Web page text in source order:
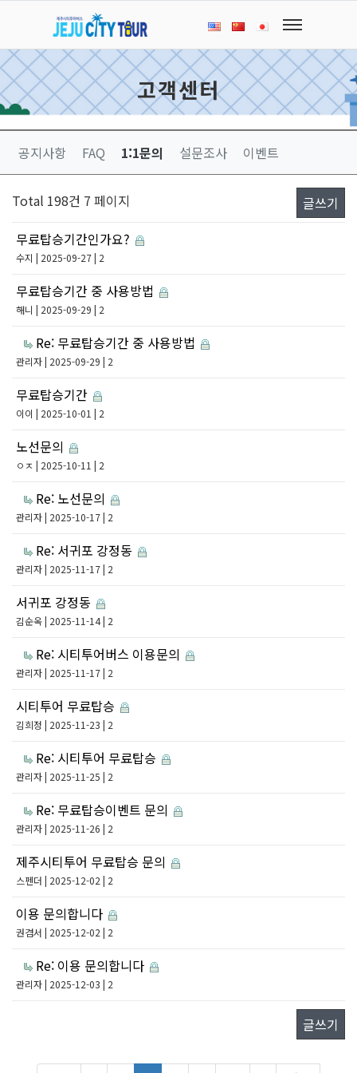
고객센터
공지사항 FAQ 1:1문의 설문조사 이벤트
Total 198건 7 페이지
글쓰기
무료탑승기간인가요?
수지 | 2025-09-27 | 2
무료탑승기간 중 사용방법
해니 | 2025-09-29 | 2
Re: 무료탑승기간 중 사용방법
관리자| 2025-09-29 | 2
무료탑승기간
이이 | 2025-10-01 | 2
노선문의
ㅇㅈ | 2025-10-11 | 2
Re: 노선문의
관리자| 2025-10-17 | 2
Re: 서귀포 강정동
관리자| 2025-11-17 | 2
서귀포 강정동
김순옥| 2025-11-14 | 2
Re: 시티투어버스 이용문의
관리자| 2025-11-17 | 2
시티투어 무료탑승
김희정 | 2025-11-23 | 2
Re: 시티투어 무료탑승
관리자| 2025-11-25 | 2
Re: 무료탑승이벤트 문의
관리자| 2025-11-26 | 2
제주시티투어 무료탑승 문의
스펜더 | 2025-12-02 | 2
이용 문의합니다
권겸서 | 2025-12-02 | 2
Re: 이용 문의합니다
관리자| 2025-12-03 | 2
글쓰기